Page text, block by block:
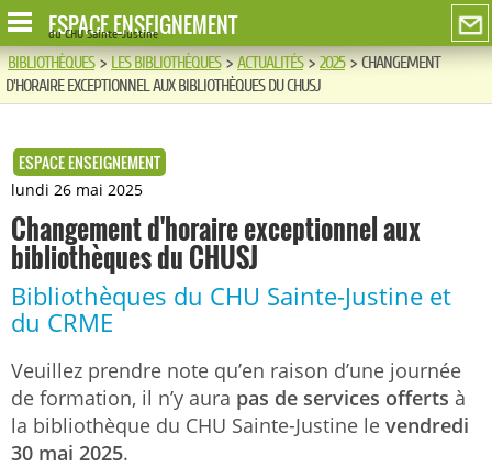
ESPACE ENSEIGNEMENT
du CHU Sainte-Justine
BIBLIOTHÈQUES>LES BIBLIOTHÈQUES>ACTUALITÉS>2025>CHANGEMENT
D'HORAIRE EXCEPTIONNEL AUX BIBLIOTHÈQUES DU CHUSJ
ESPACE ENSEIGNEMENT
lundi 26 mai 2025
Changement d'horaire exceptionnel aux
bibliothèques du CHUSJ
Bibliothèques du CHU Sainte-Justine et
du CRME
Veuillez prendre note qu’en raison d’une journée
de formation, il n’y aura pas de services offerts à
la bibliothèque du CHU Sainte-Justine le vendredi
30 mai 2025.